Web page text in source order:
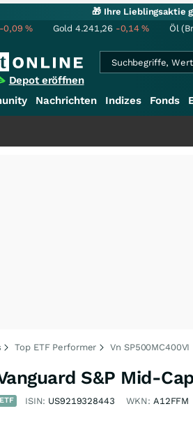
🎁 Ihre Lieblingsaktie
-0,09% Gold 4.241,26 -0,14% Öl
Depot eröffnen
Nachrichten Indizes Fonds
Top ETF Performer Vn SP500MC400VI
S&P Mid-
ETF ISIN: US9219328443 WKN: A12FFM